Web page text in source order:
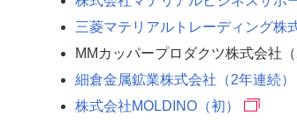
三菱マテリアルトレーディング株
MMカッパープロダクツ株式会社（
細倉金属鉱業株式会社（2年連続）
株式会社MOLDINO（初）